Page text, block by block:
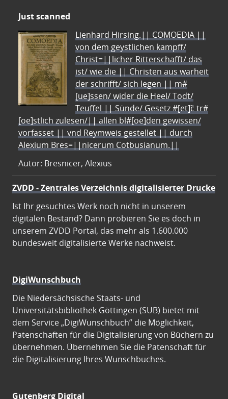
Just scanned
Lienhard Hirsing.|| COMOEDIA ||
von dem geystlichen kampff/
Christ=||licher Ritterschafft/ das
ist/ wie die || Christen aus warheit
der schrifft/ sich legen || m#
[ue]ssen/ wider die Heel/ Todt/
Teuffel || Sünde/ Gesetz #[et]c̃ tr#
[oe]stlich zulesen/|| allen bl#[oe]den gewissen/
vorfasset || vnd Reymweis gestellet || durch
Alexium Bres=||nicerum Cotbusianum.||
Autor: Bresnicer, Alexius
ZVDD - Zentrales Verzeichnis digitalisierter Drucke
Ist Ihr gesuchtes Werk noch nicht in unserem
digitalen Bestand? Dann probieren Sie es doch in
unserem ZVDD Portal, das mehr als 1.600.000
bundesweit digitalisierte Werke nachweist.
DigiWunschbuch
Die Niedersächsische Staats- und
Universitätsbibliothek Göttingen (SUB) bietet mit
dem Service „DigiWunschbuch” die Möglichkeit,
Patenschaften für die Digitalisierung von Büchern zu
übernehmen. Übernehmen Sie die Patenschaft für
die Digitalisierung Ihres Wunschbuches.
Gutenberg Digital